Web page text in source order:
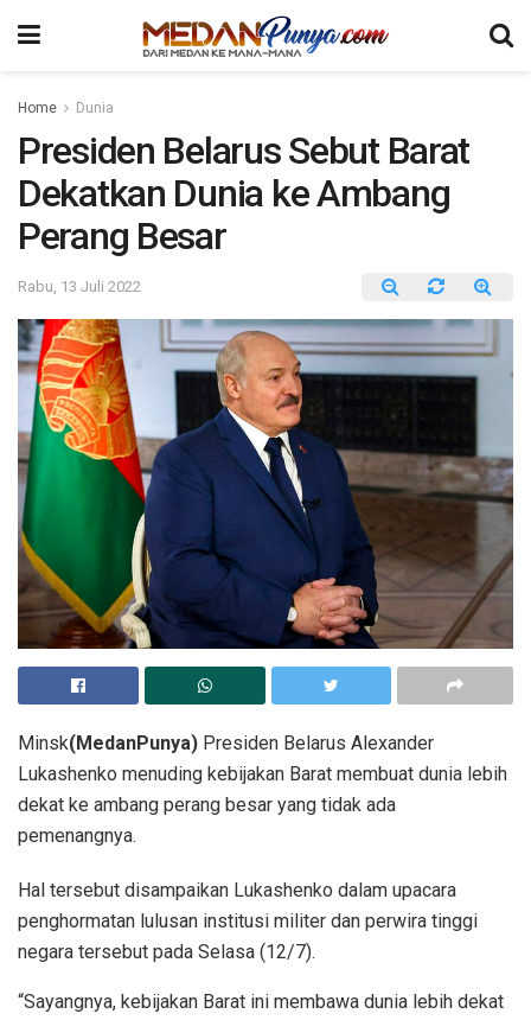
Home Dunia
Presiden Belarus Sebut Barat
Dekatkan Dunia ke Ambang
Perang Besar
Rabu, 13 Juli 2022
Minsk(MedanPunya) Presiden Belarus Alexander
Lukashenko menuding kebijakan Barat membuat dunia lebih
dekat ke ambang perang besar yang tidak ada
pemenangnya.
Hal tersebut disampaikan Lukashenko dalam upacara
penghormatan lulusan institusi militer dan perwira tinggi
negara tersebut pada Selasa (12/7).
“Sayangnya, kebijakan Barat ini membawa dunia lebih dekat